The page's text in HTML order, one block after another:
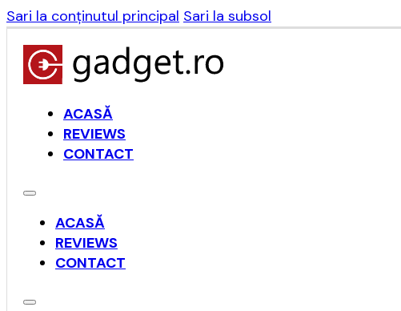
Sari la conținutul principal Sari la subsol
ACASĂ
REVIEWS
CONTACT
ACASĂ
REVIEWS
CONTACT